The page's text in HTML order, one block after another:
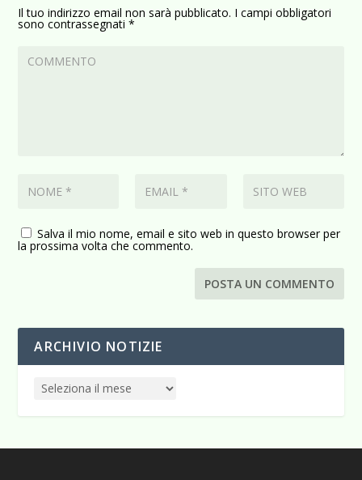
Il tuo indirizzo email non sarà pubblicato. I campi obbligatori
sono contrassegnati*
Salva il mio nome, email e sito web in questo browser per
la prossima volta che commento.
ARCHIVIO NOTIZIE